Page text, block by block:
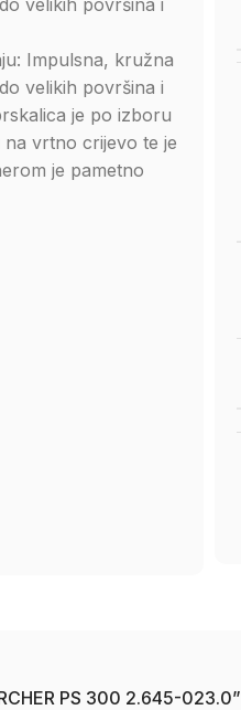
velikih površina i
Impulsna, kružna
velikih površina i
je po izboru
vrtno crijevo te je
je pametno
PS 300 2.645-023.0”